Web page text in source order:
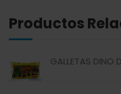
HARINAS
ABSOLUT
Productos
GALLETAS DINO